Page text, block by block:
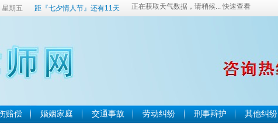
期五 距『七夕情人节』还有11天
赔偿 婚姻家庭 交通事故 劳动纠纷 刑事辩护 其他纠纷